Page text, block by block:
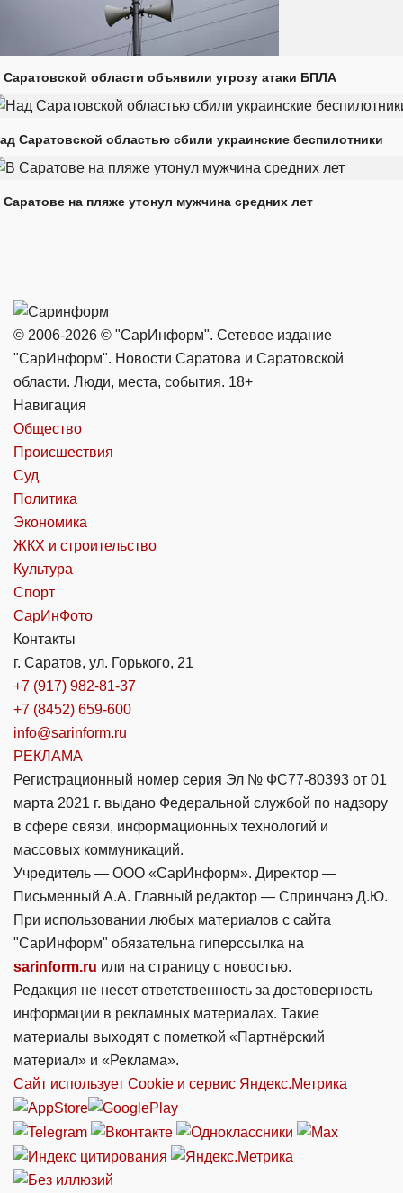
Саратовской области объявили угрозу атаки БПЛА
Саратовской областью сбили украинские беспилотники
Саратове на пляже утонул мужчина средних лет
© 2006-2026 © "СарИнформ". Сетевое издание
"СарИнформ". Новости Саратова и Саратовской
области. Люди, места, события. 18+
Навигация
Общество
Происшествия
Суд
Политика
Экономика
ЖКХ и строительство
Культура
Спорт
СарИнФото
Контакты
г. Саратов, ул. Горького, 21
+7 (917) 982-81-37
+7 (8452) 659-600
info@sarinform.ru
РЕКЛАМА
Регистрационный номер серия Эл № ФС77-80393 от 01
марта 2021 г. выдано Федеральной службой по надзору
в сфере связи, информационных технологий и
массовых коммуникаций.
Учредитель — ООО «СарИнформ». Директор —
Письменный А.А. Главный редактор — Спринчанэ Д.Ю.
При использовании любых материалов с сайта
"СарИнформ" обязательна гиперссылка на
sarinform.ru или на страницу с новостью.
Редакция не несет ответственность за достоверность
информации в рекламных материалах. Такие
материалы выходят с пометкой «Партнёрский
материал» и «Реклама».
Сайт использует Cookie и сервиc Яндекс.Метрика